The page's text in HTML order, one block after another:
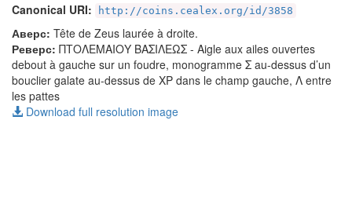
Canonical URI: http://coins.cealex.org/id/3858
Аверс: Tête de Zeus laurée à droite.
Реверс: ΠΤΟΛΕΜΑΙΟΥ ΒΑΣΙΛΕΩΣ - Aigle aux ailes ouvertes
debout à gauche sur un foudre, monogramme Σ au-dessus d’un
bouclier galate au-dessus de XP dans le champ gauche, Λ entre
les pattes
Download full resolution image